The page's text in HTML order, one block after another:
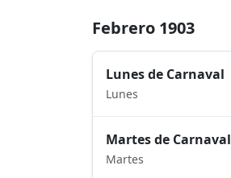
Febrero 1903
Lunes de Carnaval
Lunes
Martes de Carnaval
Martes